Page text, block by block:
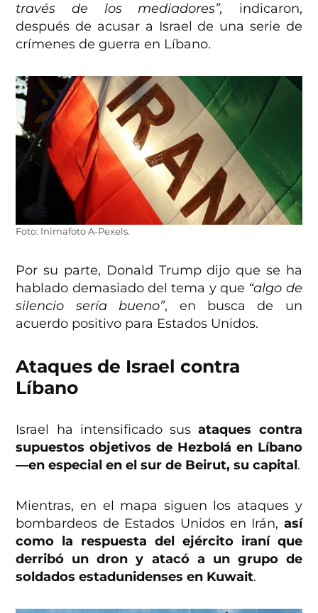
través de los mediadores”, indicaron,
después de acusar a Israel de una serie de
crímenes de guerra en Líbano.
Foto: Inimafoto A-Pexels.
Por su parte, Donald Trump dijo que se ha
hablado demasiado del tema y que “algo de
silencio sería bueno”, en busca de un
acuerdo positivo para Estados Unidos.
Ataques de Israel contra
Líbano
Israel ha intensificado susataques contra
supuestos objetivos de Hezbolá en Líbano
—en especial en el sur de Beirut, su capital.
Mientras, en el mapa siguen los ataques y
bombardeos de Estados Unidos en Irán, así
como la respuesta del ejército iraní que
derribó un dron y atacó a un grupo de
soldados estadunidenses en Kuwait.